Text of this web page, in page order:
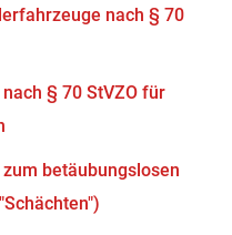
nach § 70
§ 70 StVZO für
betäubungslosen